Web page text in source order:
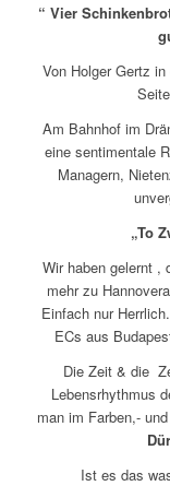
“ Vier
Von Holger Gertz
Am Bahnhof im
eine sentimentale
Managern,
„To
Wir haben gelernt
mehr zu
Einfach nur
ECs aus
Die Zeit & die
Lebensrhythmus
man im Farben,-
Ist es das